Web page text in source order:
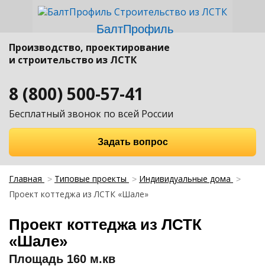
БалтПрофиль
Производство, проектирование
и строительство из ЛСТК
8 (800) 500-57-41
Бесплатный звонок по всей России
Задать вопрос
Главная Типовые проекты
Индивидуальные дома
Проект коттеджа из ЛСТК «Шале»
Проект коттеджа из ЛСТК
«Шале»
Площадь 160 м.кв